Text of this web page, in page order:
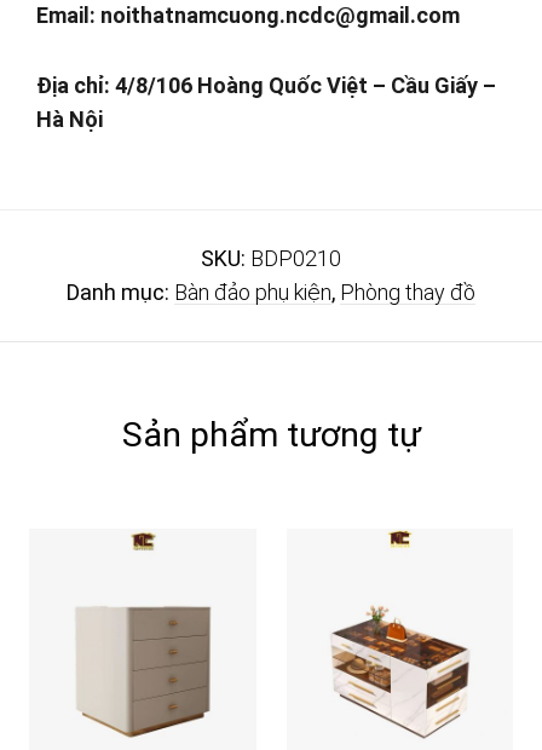
Email: noithatnamcuong.ncdc@gmail.com
Địa chỉ: 4/8/106 Hoàng Quốc Việt – Cầu Giấy –
Hà Nội
SKU: BDP0210
Danh mục: Bàn đảo phụ kiện, Phòng thay đồ
Sản phẩm tương tự